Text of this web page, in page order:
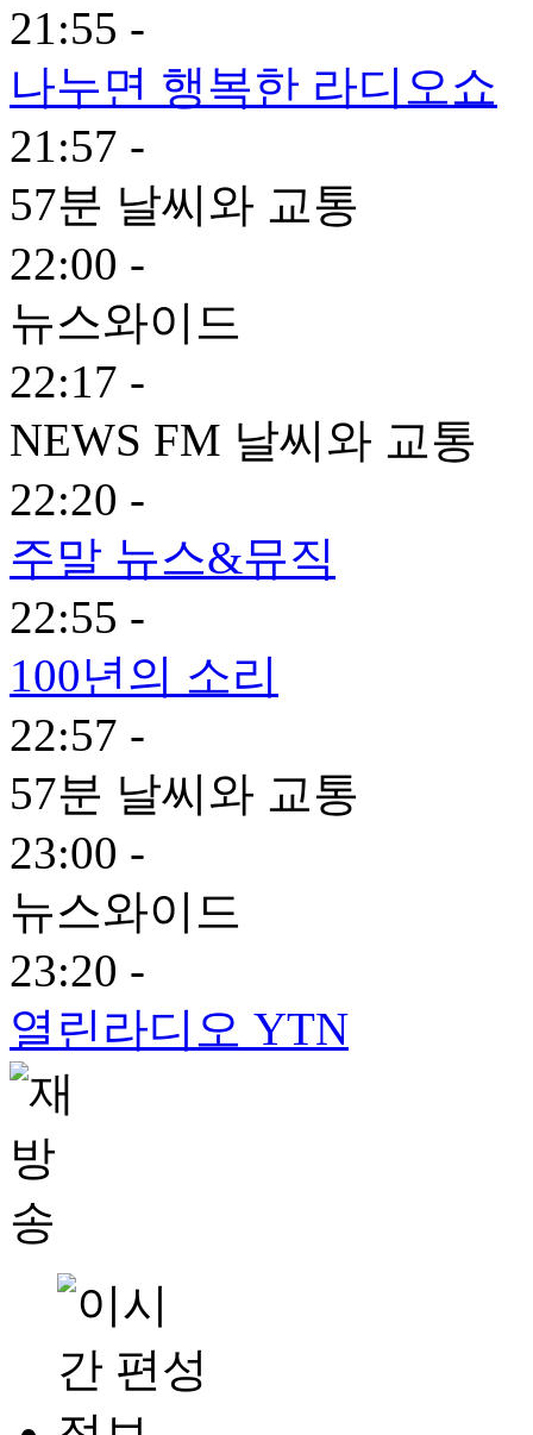
21:55 -
나누면 행복한 라디오쇼
21:57 -
57분 날씨와 교통
22:00 -
뉴스와이드
22:17 -
NEWS FM 날씨와 교통
22:20 -
주말 뉴스&뮤직
22:55 -
100년의 소리
22:57 -
57분 날씨와 교통
23:00 -
뉴스와이드
23:20 -
열린라디오 YTN